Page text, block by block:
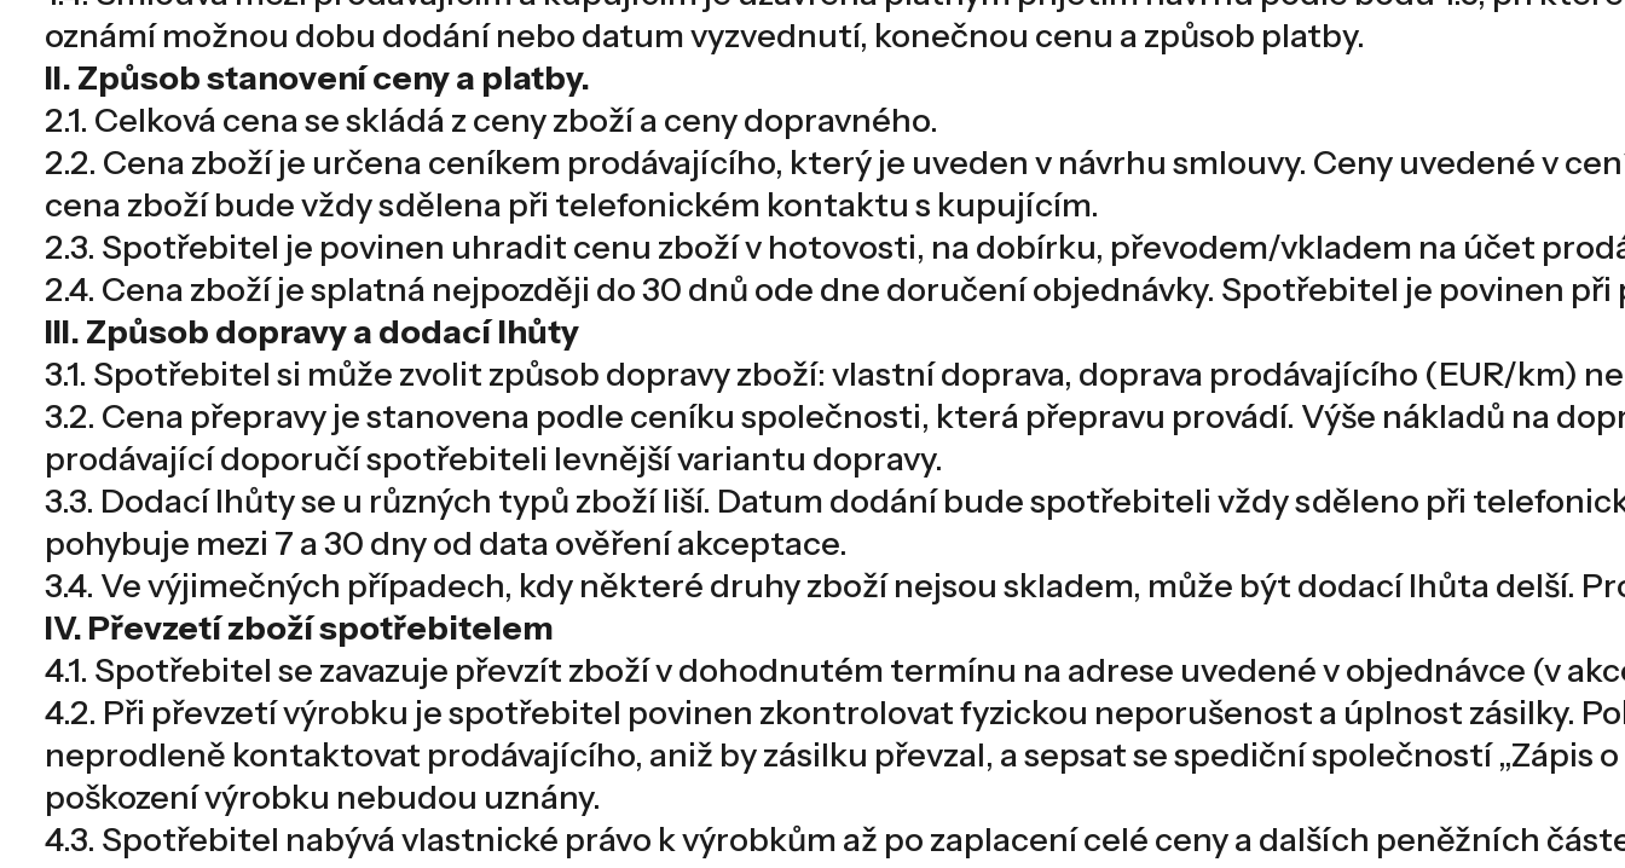
oznámí možnou dobu dodání nebo datum vyzvednutí, konečnou cenu a způsob platby.
II. Způsob stanovení ceny a platby.
2.1. Celková cena se skládá z ceny zboží a ceny dopravného.
2.2. Cena zboží je určena ceníkem prodávajícího, který je uveden v návrhu smlouvy. Ceny uvedené v
cena zboží bude vždy sdělena při telefonickém kontaktu s kupujícím.
2.3. Spotřebitel je povinen uhradit cenu zboží v hotovosti, na dobírku, převodem/vkladem na účet
2.4. Cena zboží je splatná nejpozději do 30 dnů ode dne doručení objednávky. Spotřebitel je povinen
III. Způsob dopravy a dodací lhůty
3.1. Spotřebitel si může zvolit způsob dopravy zboží: vlastní doprava, doprava prodávajícího (EUR/km)
3.2. Cena přepravy je stanovena podle ceníku společnosti, která přepravu provádí. Výše nákladů na
prodávající doporučí spotřebiteli levnější variantu dopravy.
3.3. Dodací lhůty se u různých typů zboží liší. Datum dodání bude spotřebiteli vždy sděleno při
pohybuje mezi 7 a 30 dny od data ověření akceptace.
3.4. Ve výjimečných případech, kdy některé druhy zboží nejsou skladem, může být dodací lhůta
IV. Převzetí zboží spotřebitelem
4.1. Spotřebitel se zavazuje převzít zboží v dohodnutém termínu na adrese uvedené v objednávce (v
4.2. Při převzetí výrobku je spotřebitel povinen zkontrolovat fyzickou neporušenost a úplnost zásilky.
neprodleně kontaktovat prodávajícího, aniž by zásilku převzal, a sepsat se spediční společností „Zápis
poškození výrobku nebudou uznány.
4.3. Spotřebitel nabývá vlastnické právo k výrobkům až po zaplacení celé ceny a dalších peněžních